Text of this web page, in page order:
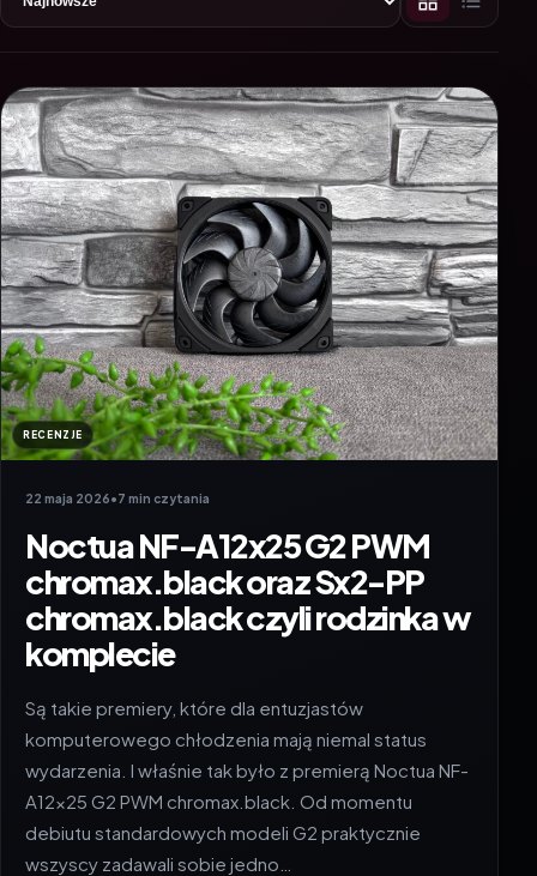
RECENZJE
22 maja 2026•7 min czytania
Noctua NF-A12x25 G2 PWM
chromax.black oraz Sx2-PP
chromax.black czyli rodzinka w
komplecie
Są takie premiery, które dla entuzjastów
komputerowego chłodzenia mają niemal status
wydarzenia. I właśnie tak było z premierą Noctua NF-
A12x25 G2 PWM chromax.black. Od momentu
debiutu standardowych modeli G2 praktycznie
wszyscy zadawali sobie jedno…